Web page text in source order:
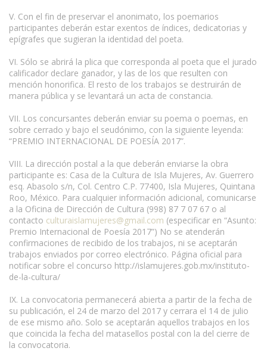
V. Con el fin de preservar el anonimato, los poemarios
participantes deberán estar exentos de índices, dedicatorias y
epígrafes que sugieran la identidad del poeta.
VI. Sólo se abrirá la plica que corresponda al poeta que el jurado
calificador declare ganador, y las de los que resulten con
mención honorifica. El resto de los trabajos se destruirán de
manera pública y se levantará un acta de constancia.
VII. Los concursantes deberán enviar su poema o poemas, en
sobre cerrado y bajo el seudónimo, con la siguiente leyenda:
“PREMIO INTERNACIONAL DE POESÍA 2017”.
VIII. La dirección postal a la que deberán enviarse la obra
participante es: Casa de la Cultura de Isla Mujeres, Av. Guerrero
esq. Abasolo s/n, Col. Centro C.P. 77400, Isla Mujeres, Quintana
Roo, México. Para cualquier información adicional, comunicarse
a la Oficina de Dirección de Cultura (998) 87 7 07 67 o al
contacto culturaislamujeres@gmail.com (especificar en “Asunto:
Premio Internacional de Poesía 2017”) No se atenderán
confirmaciones de recibido de los trabajos, ni se aceptarán
trabajos enviados por correo electrónico. Página oficial para
notificar sobre el concurso http://islamujeres.gob.mx/instituto-
de-la-cultura/
IX. La convocatoria permanecerá abierta a partir de la fecha de
su publicación, el 24 de marzo del 2017 y cerrara el 14 de julio
de ese mismo año. Solo se aceptarán aquellos trabajos en los
que coincida la fecha del matasellos postal con la del cierre de
la convocatoria.